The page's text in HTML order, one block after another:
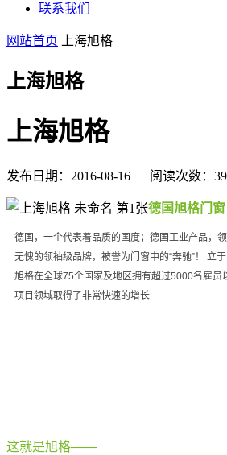
联系我们
网站首页 上海旭格
上海旭格
上海旭格
发布日期：2016-08-16 阅读次数：
德国旭格门窗
德国，一个代表着品质的国度；德国工业产品，
无愧的领袖级品牌，被誉为门窗中的“奔驰”！ 立
旭格在全球75个国家及地区拥有超过5000名雇
项目领域取得了非常快速的增长
这就是旭格——